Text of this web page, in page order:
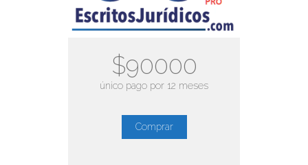
$90000
único pago por 12 meses
Comprar